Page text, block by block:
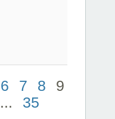
6 7 8
9
...
35